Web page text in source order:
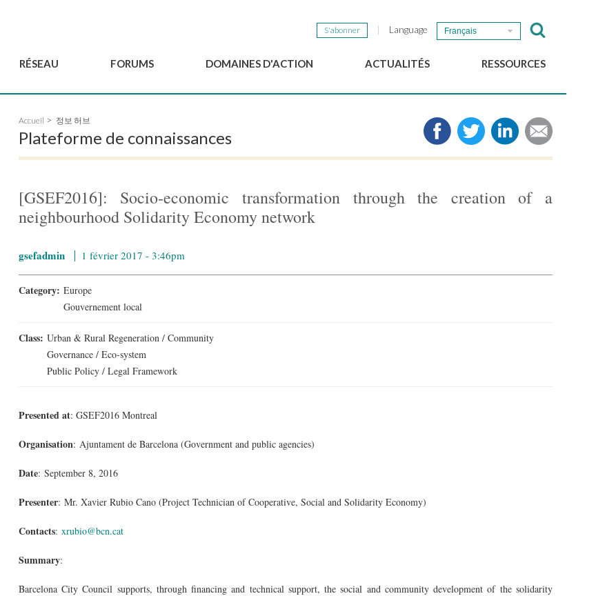
S'abonner Language Français
RÉSEAU
Comité Consultatif
Les membres
Devenir partenaire du
FORUMS
MexicoGSEF2021
DOMAINES D'ACTION
Le GSEF vous accompagne
ACTUALITÉS
Newsletter du GSEF
RESSOURCES
Médias
Liens
Téléchargez notre plaquette
Accueil 정보 허브
Plateforme de connaissances
[GSEF2016]: Socio-economic transformation through the creation of a
neighbourhood Solidarity Economy network
gsefadmin 1 février 2017 - 3:46pm
Category: Europe
Gouvernement local
Class: Urban & Rural Regeneration / Community
Governance / Eco-system
Public Policy / Legal Framework
Presented at: GSEF2016 Montreal
Organisation: Ajuntament de Barcelona (Government and public agencies)
Date: September 8, 2016
Presenter: Mr. Xavier Rubio Cano (Project Technician of Cooperative, Social and Solidarity Economy)
Contacts: xrubio@bcn.cat
Summary:
Barcelona City Council supports, through financing and technical support, the social and community development of the solidarity